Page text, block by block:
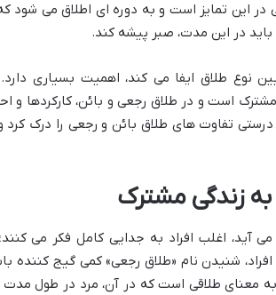
در این تمایز است و به دوره ای اطلاق می شود
باید در این مدت، صبر پیشه کند.
نوع طلاق ایفا می کند، اهمیت بسیاری
است و در طلاق رجعی و بائن، کارکردها و
تفاوت های طلاق بائن و رجعی را درک کرد
زندگی مشترک
اغلب افراد به جدایی کامل فکر می کنند؛
شنیدن نام «طلاق رجعی» کمی گیج کننده
معنای طلاقی است که در آن، مرد در طول